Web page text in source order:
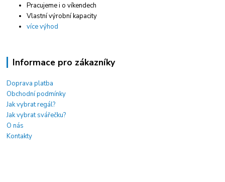
Pracujeme i o víkendech
Vlastní výrobní kapacity
více výhod
Informace pro zákazníky
Doprava platba
Obchodní podmínky
Jak vybrat regál?
Jak vybrat svářečku?
O nás
Kontakty